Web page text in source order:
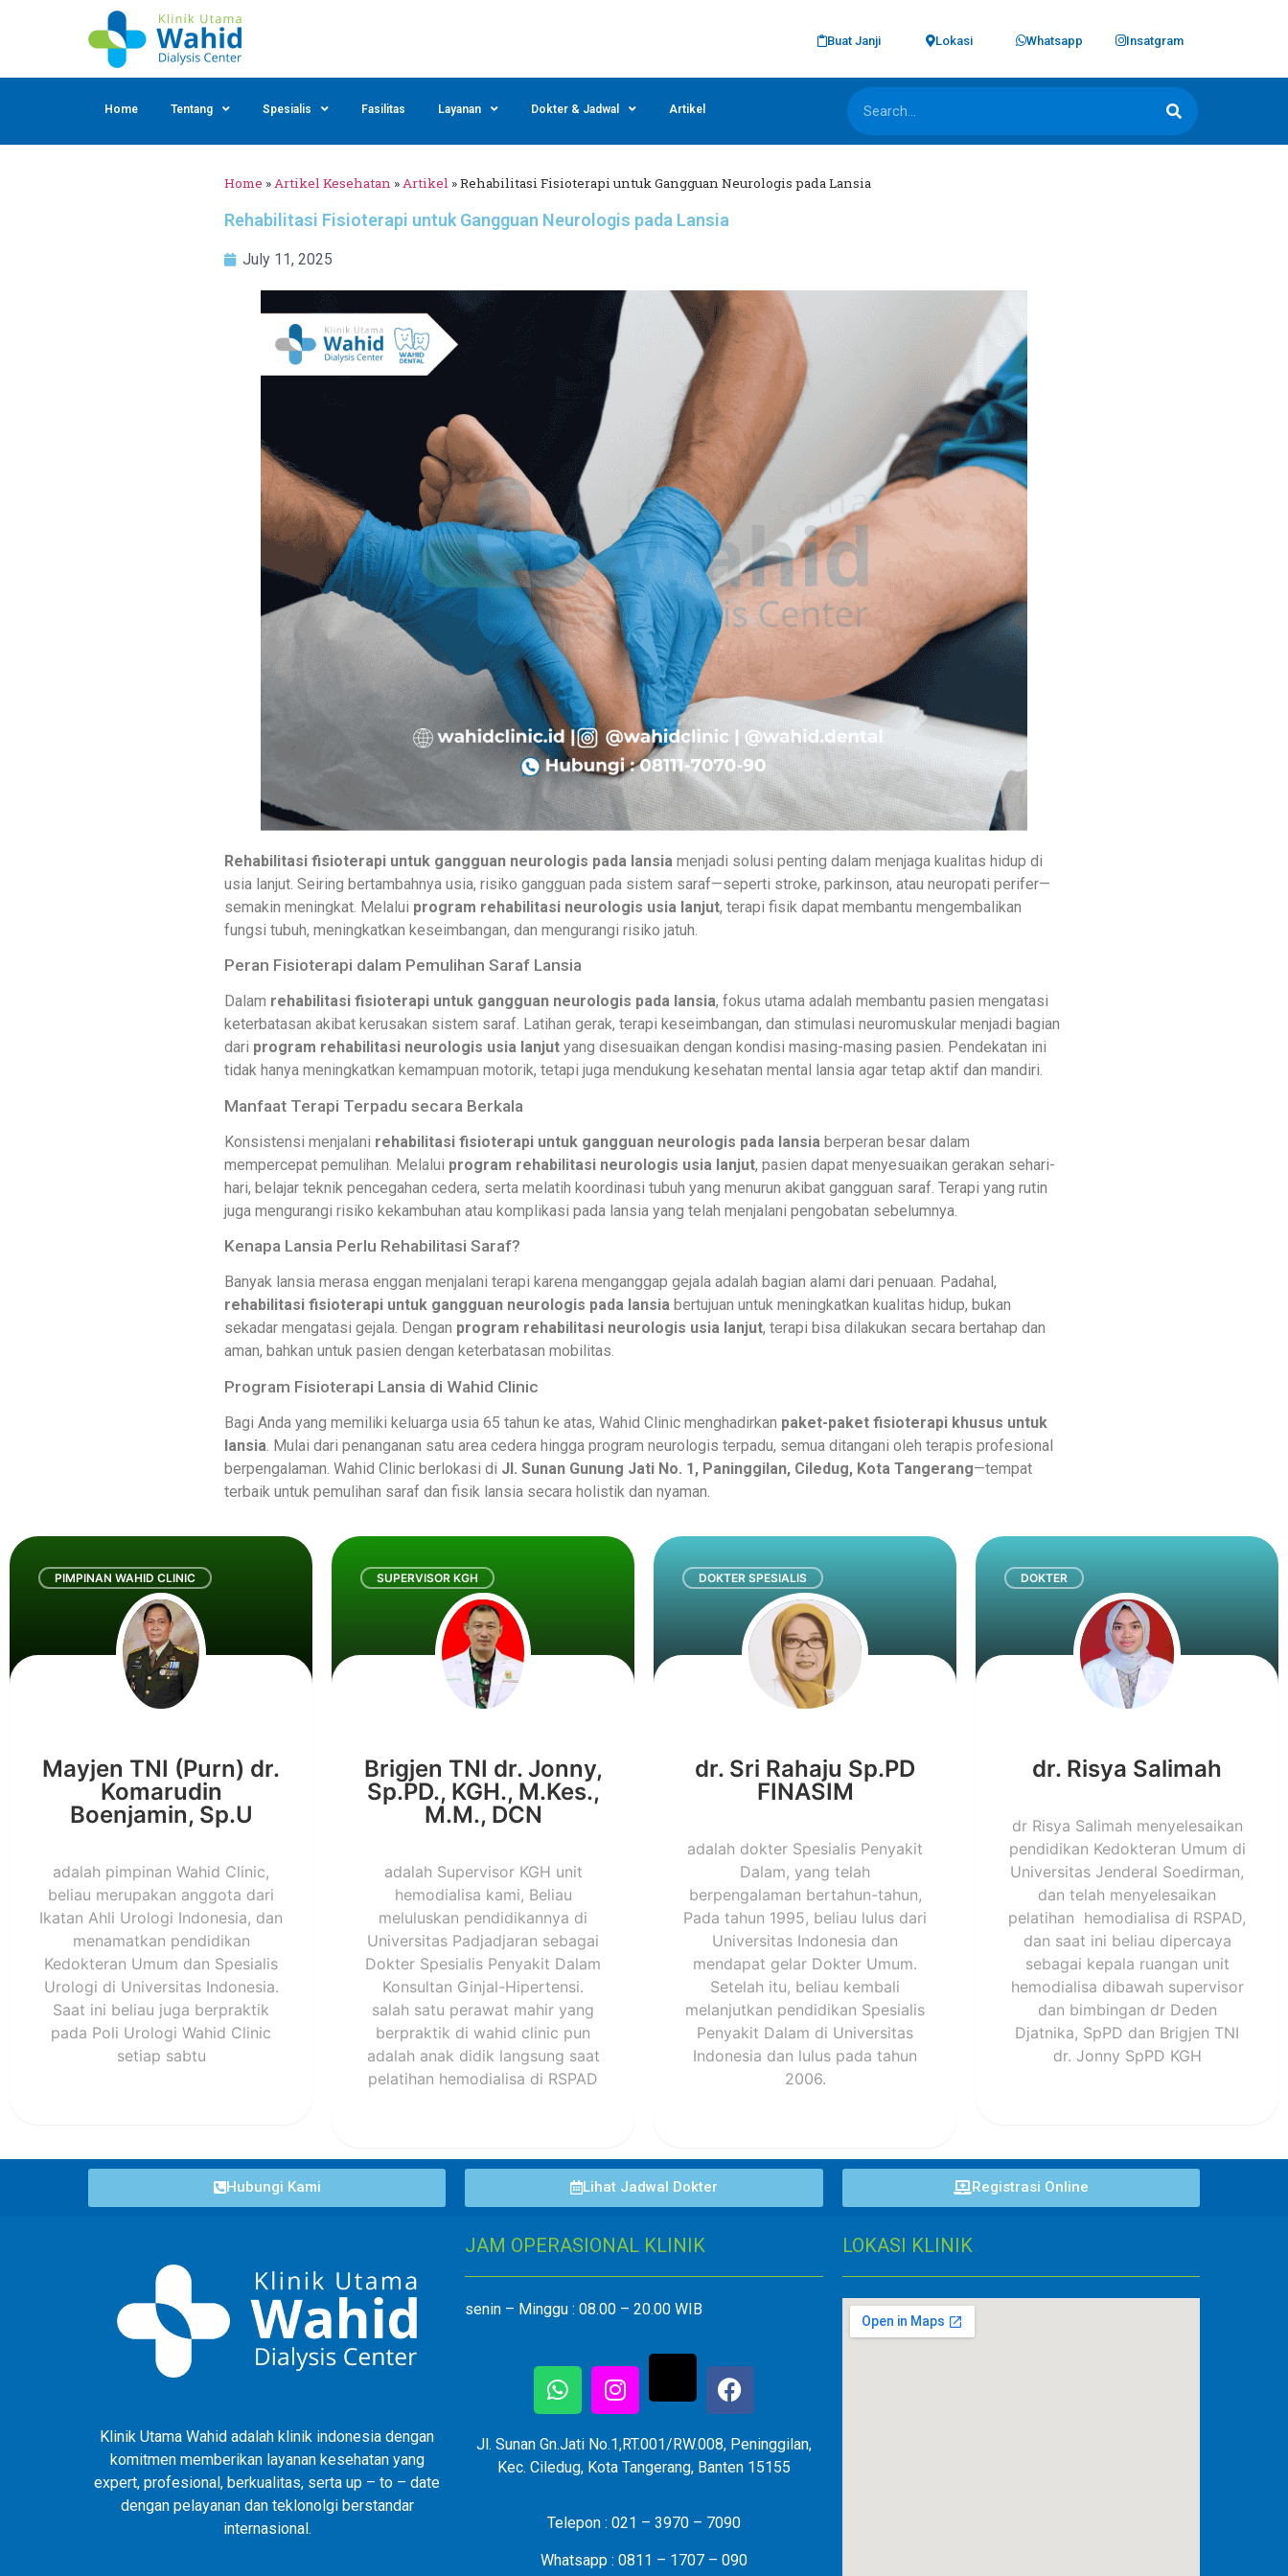
Buat Janji Lokasi Whatsapp Insatgram
Home Tentang Spesialis Fasilitas Layanan Dokter & Jadwal Artikel
Home »Artikel Kesehatan»Artikel»Rehabilitasi Fisioterapi untuk Gangguan Neurologis pada Lansia
Rehabilitasi Fisioterapi untuk Gangguan Neurologis pada Lansia
July 11, 2025
Rehabilitasi fisioterapi untuk gangguan neurologis pada lansiamenjadi solusi penting dalam menjaga kualitas hidup di
usia lanjut. Seiring bertambahnya usia, risiko gangguan pada sistem saraf—seperti stroke, parkinson, atau neuropati perifer—
semakin meningkat. Melalui program rehabilitasi neurologis usia lanjut, terapi fisik dapat membantu mengembalikan
fungsi tubuh, meningkatkan keseimbangan, dan mengurangi risiko jatuh.
Peran Fisioterapi dalam Pemulihan Saraf Lansia
Dalam rehabilitasi fisioterapi untuk gangguan neurologis pada lansia, fokus utama adalah membantu pasien mengatasi
keterbatasan akibat kerusakan sistem saraf. Latihan gerak, terapi keseimbangan, dan stimulasi neuromuskular menjadi bagian
dari program rehabilitasi neurologis usia lanjutyang disesuaikan dengan kondisi masing-masing pasien. Pendekatan ini
tidak hanya meningkatkan kemampuan motorik, tetapi juga mendukung kesehatan mental lansia agar tetap aktif dan mandiri.
Manfaat Terapi Terpadu secara Berkala
Konsistensi menjalani rehabilitasi fisioterapi untuk gangguan neurologis pada lansiaberperan besar dalam
mempercepat pemulihan. Melalui program rehabilitasi neurologis usia lanjut, pasien dapat menyesuaikan gerakan sehari-
hari, belajar teknik pencegahan cedera, serta melatih koordinasi tubuh yang menurun akibat gangguan saraf. Terapi yang rutin
juga mengurangi risiko kekambuhan atau komplikasi pada lansia yang telah menjalani pengobatan sebelumnya.
Kenapa Lansia Perlu Rehabilitasi Saraf?
Banyak lansia merasa enggan menjalani terapi karena menganggap gejala adalah bagian alami dari penuaan. Padahal,
rehabilitasi fisioterapi untuk gangguan neurologis pada lansiabertujuan untuk meningkatkan kualitas hidup, bukan
sekadar mengatasi gejala. Dengan program rehabilitasi neurologis usia lanjut, terapi bisa dilakukan secara bertahap dan
aman, bahkan untuk pasien dengan keterbatasan mobilitas.
Program Fisioterapi Lansia di Wahid Clinic
Bagi Anda yang memiliki keluarga usia 65 tahun ke atas, Wahid Clinic menghadirkan paket-paket fisioterapi khusus untuk
lansia . Mulai dari penanganan satu area cedera hingga program neurologis terpadu, semua ditangani oleh terapis profesional
berpengalaman. Wahid Clinic berlokasi di Jl. Sunan Gunung Jati No. 1, Paninggilan, Ciledug, Kota Tangerang—tempat
terbaik untuk pemulihan saraf dan fisik lansia secara holistik dan nyaman.
PIMPINAN WAHID CLINIC
Mayjen TNI (Purn) dr.
Komarudin
Boenjamin, Sp.U
adalah pimpinan Wahid Clinic,
beliau merupakan anggota dari
Ikatan Ahli Urologi Indonesia, dan
menamatkan pendidikan
Kedokteran Umum dan Spesialis
Urologi di Universitas Indonesia.
Saat ini beliau juga berpraktik
pada Poli Urologi Wahid Clinic
setiap sabtu
SUPERVISOR KGH
Brigjen TNI dr. Jonny,
Sp.PD., KGH., M.Kes.,
M.M., DCN
adalah Supervisor KGH unit
hemodialisa kami, Beliau
meluluskan pendidikannya di
Universitas Padjadjaran sebagai
Dokter Spesialis Penyakit Dalam
Konsultan Ginjal-Hipertensi.
salah satu perawat mahir yang
berpraktik di wahid clinic pun
adalah anak didik langsung saat
pelatihan hemodialisa di RSPAD
DOKTER SPESIALIS
dr. Sri Rahaju Sp.PD
FINASIM
adalah dokter Spesialis Penyakit
Dalam, yang telah
berpengalaman bertahun-tahun,
Pada tahun 1995, beliau lulus dari
Universitas Indonesia dan
mendapat gelar Dokter Umum.
Setelah itu, beliau kembali
melanjutkan pendidikan Spesialis
Penyakit Dalam di Universitas
Indonesia dan lulus pada tahun
2006.
DOKTER
dr. Risya Salimah
dr Risya Salimah menyelesaikan
pendidikan Kedokteran Umum di
Universitas Jenderal Soedirman,
dan telah menyelesaikan
pelatihan hemodialisa di RSPAD,
dan saat ini beliau dipercaya
sebagai kepala ruangan unit
hemodialisa dibawah supervisor
dan bimbingan dr Deden
Djatnika, SpPD dan Brigjen TNI
dr. Jonny SpPD KGH
Hubungi Kami Lihat Jadwal Dokter Registrasi Online
Klinik Utama Wahid adalah klinik indonesia dengan
komitmen memberikan layanan kesehatan yang
expert, profesional, berkualitas, serta up – to – date
dengan pelayanan dan teklonolgi berstandar
internasional.
JAM OPERASIONAL KLINIK
senin – Minggu : 08.00 – 20.00 WIB
Jl. Sunan Gn.Jati No.1,RT.001/RW.008, Peninggilan,
Kec. Ciledug, Kota Tangerang, Banten 15155
Telepon : 021 – 3970 – 7090
Whatsapp : 0811 – 1707 – 090
LOKASI KLINIK